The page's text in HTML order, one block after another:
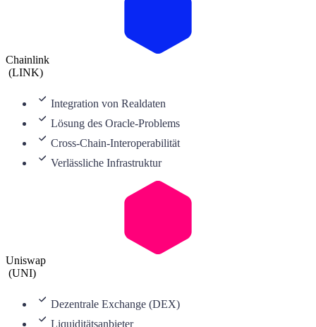
Chainlink
(LINK)
Integration von Realdaten
Lösung des Oracle-Problems
Cross-Chain-Interoperabilität
Verlässliche Infrastruktur
Uniswap
(UNI)
Dezentrale Exchange (DEX)
Liquiditätsanbieter